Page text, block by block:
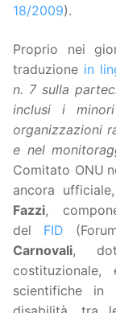
18/2009).
Proprio nei
traduzione in
n. 7 sulla
inclusi i
organizzazioni
e nel
Comitato ONU
ancora
Fazzi,
del FID
Carnovali,
scientifiche